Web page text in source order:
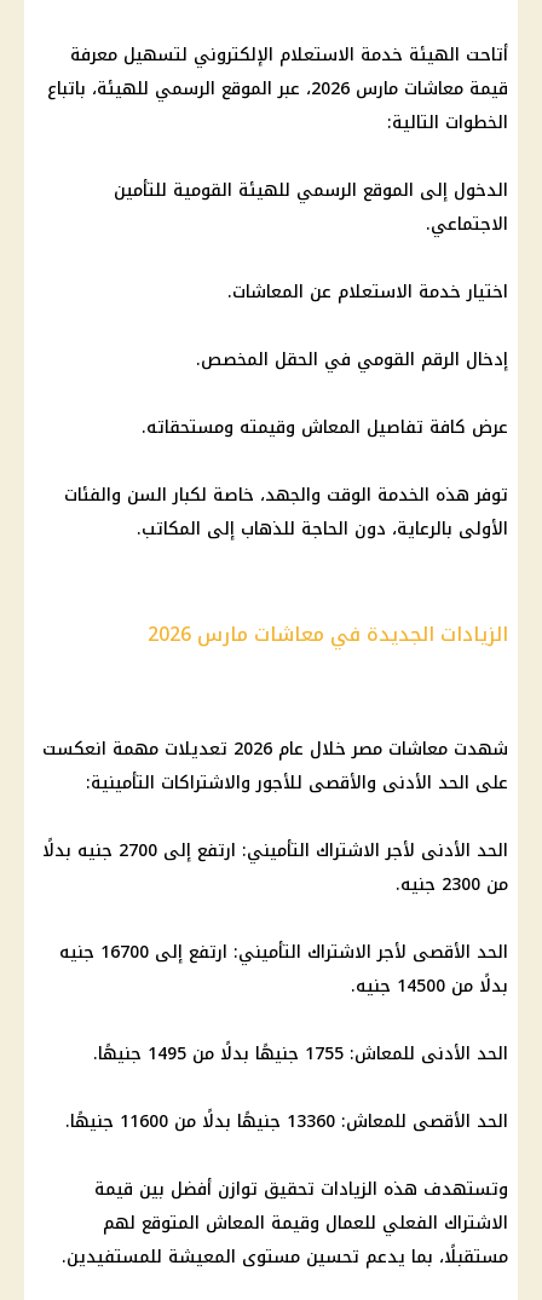
أتاحت الهيئة خدمة الاستعلام الإلكتروني لتسهيل معرفة
قيمة معاشات مارس 2026
، عبر الموقع الرسمي للهيئة، باتباع
الخطوات التالية:
الدخول إلى الموقع الرسمي للهيئة القومية للتأمين
الاجتماعي.
اختيار خدمة الاستعلام عن المعاشات.
إدخال الرقم القومي في الحقل المخصص.
عرض كافة تفاصيل المعاش وقيمته ومستحقاته.
توفر هذه الخدمة الوقت والجهد، خاصة لكبار السن والفئات
الأولى بالرعاية، دون الحاجة للذهاب إلى المكاتب.
الزيادات الجديدة في معاشات مارس 2026
شهدت معاشات
مصر خلال عام 2026 تعديلات مهمة انعكست
على الحد الأدنى والأقصى للأجور والاشتراكات التأمينية:
الحد الأدنى لأجر الاشتراك التأميني: ارتفع إلى 2700 جنيه بدلًا
من 2300 جنيه.
الحد الأقصى لأجر الاشتراك التأميني: ارتفع إلى 16700 جنيه
بدلًا من 14500 جنيه.
الحد الأدنى للمعاش: 1755 جنيهًا بدلًا من 1495 جنيهًا.
الحد الأقصى للمعاش: 13360 جنيهًا بدلًا من 11600 جنيهًا.
وتستهدف هذه الزيادات تحقيق توازن أفضل بين قيمة
الاشتراك الفعلي للعمال وقيمة المعاش المتوقع لهم
مستقبلًا، بما يدعم تحسين مستوى المعيشة للمستفيدين.